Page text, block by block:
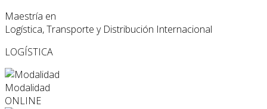
Maestría en
Logística, Transporte y Distribución Internacional
LOGÍSTICA
Modalidad
ONLINE